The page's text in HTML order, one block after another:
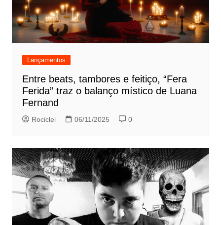
Lançamentos
Entre beats, tambores e feitiço, “Fera
Ferida” traz o balanço místico de Luana
Fernand
Rociclei 06/11/2025 0